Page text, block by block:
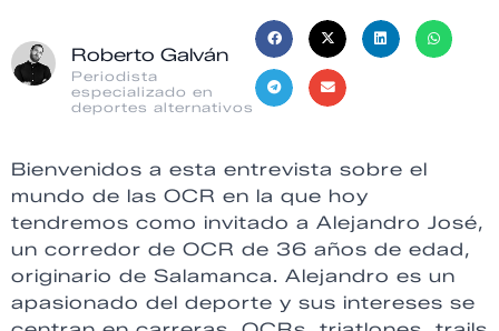
Roberto Galván
Periodista
especializado en
deportes alternativos
Bienvenidos a esta entrevista sobre el
mundo de las OCR en la que hoy
tendremos como invitado a Alejandro José,
un corredor de OCR de 36 años de edad,
originario de Salamanca. Alejandro es un
apasionado del deporte y sus intereses se